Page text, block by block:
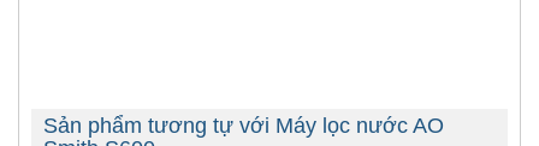
Sản phẩm tương tự với Máy lọc nước AO